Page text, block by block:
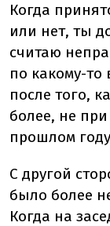
Когда
или нет, ты
считаю
по какому-то
после того,
более, не при
прошлом
С другой
было более
Когда на